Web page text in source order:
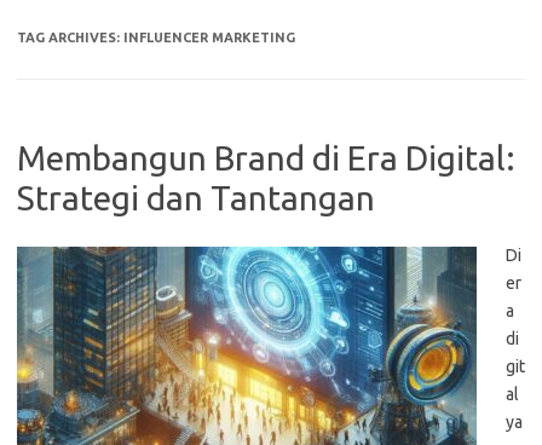
TAG ARCHIVES: INFLUENCER MARKETING
Membangun Brand di Era Digital:
Strategi dan Tantangan
Di
er
a
di
git
al
ya